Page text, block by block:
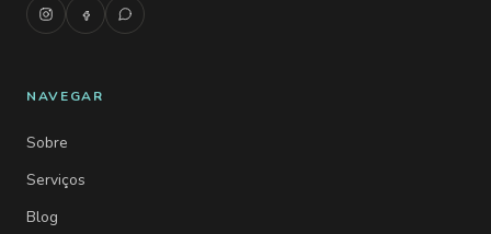
NAVEGAR
Sobre
Serviços
Blog